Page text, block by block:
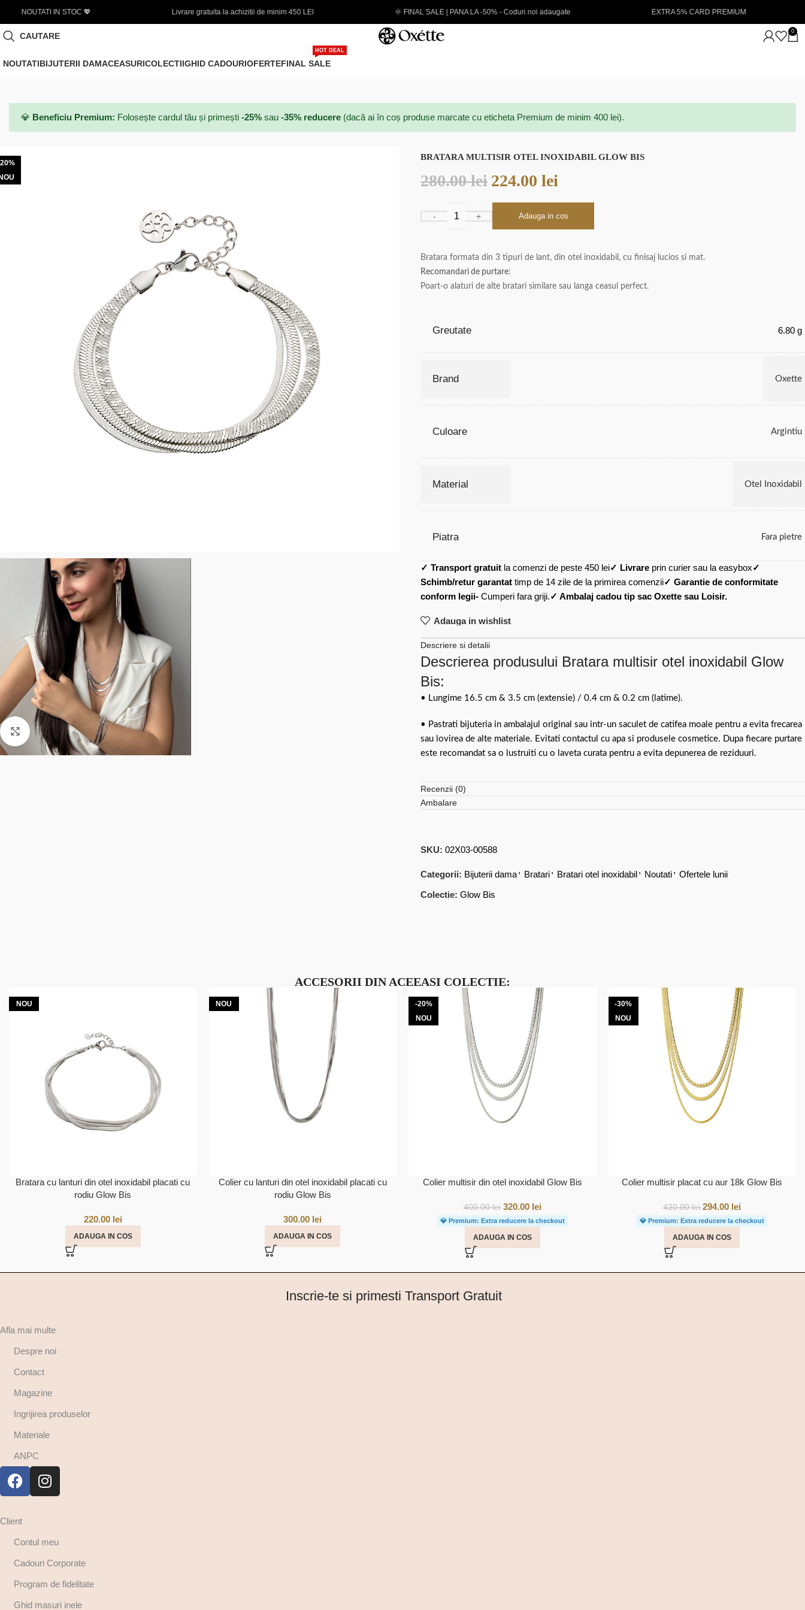
Livrare gratuita la achizitii de minim 450 LEI 🌞 FINAL SALE | PANA LA -50% - Coduri noi adaugate EXTRA 5% CARD PREMIUM NOUTATI IN STOC 💖
CAUTARE 0
NOUTATIBIJUTERII DAMACEASURICOLECTIIGHID CADOURIOFERTEFINAL SALE
HOT DEAL
💎 Beneficiu Premium: Folosește cardul tău și primești -25% sau -35% reducere (dacă ai în coș produse marcate cu eticheta Premium de minim 400 lei).
Click to enlarge
BRATARA MULTISIR OTEL INOXIDABIL GLOW BIS
280.00lei 224.00 lei
Adauga in cos
Bratara formata din 3 tipuri de lant, din otel inoxidabil, cu finisaj lucios si mat.
Recomandari de purtare:
Poart-o alaturi de alte bratari similare sau langa ceasul perfect.
Greutate 6.80 g
Brand Oxette
Culoare Argintiu
Material Otel Inoxidabil
Piatra Fara pietre
✓ Transport gratuit la comenzi de peste 450 lei✓ Livrare prin curier sau la easybox✓
Schimb/retur garantat timp de 14 zile de la primirea comenzii✓ Garantie de conformitate
conform legii- Cumperi fara griji.✓ Ambalaj cadou tip sac Oxette sau Loisir.
Adauga in wishlist
Descriere si detalii
Descrierea produsului Bratara multisir otel inoxidabil Glow
Bis:
• Lungime 16.5 cm & 3.5 cm (extensie) / 0.4 cm & 0.2 cm (latime).
• Pastrati bijuteria in ambalajul original sau intr-un saculet de catifea moale pentru a evita frecarea
sau lovirea de alte materiale. Evitati contactul cu apa si produsele cosmetice. Dupa fiecare purtare
este recomandat sa o lustruiti cu o laveta curata pentru a evita depunerea de reziduuri.
Recenzii (0)
Ambalare
SKU: 02X03-00588
Categorii: Bijuterii dama, Bratari, Bratari otel inoxidabil, Noutati, Ofertele lunii
Colectie: Glow Bis
ACCESORII DIN ACEEASI COLECTIE:
NOU
Bratara cu lanturi din otel inoxidabil placati cu
rodiu Glow Bis
220.00 lei
ADAUGA IN COS
NOU
Colier cu lanturi din otel inoxidabil placati cu
rodiu Glow Bis
300.00 lei
ADAUGA IN COS
-20%
NOU
Colier multisir din otel inoxidabil Glow Bis
400.00lei 320.00 lei
💎 Premium: Extra reducere la checkout
ADAUGA IN COS
-30%
NOU
Colier multisir placat cu aur 18k Glow Bis
420.00lei 294.00 lei
💎 Premium: Extra reducere la checkout
ADAUGA IN COS
Inscrie-te si primesti Transport Gratuit
Afla mai multe
Despre noi
Contact
Magazine
Ingrijirea produselor
Materiale
ANPC
Client
Contul meu
Cadouri Corporate
Program de fidelitate
Ghid masuri inele